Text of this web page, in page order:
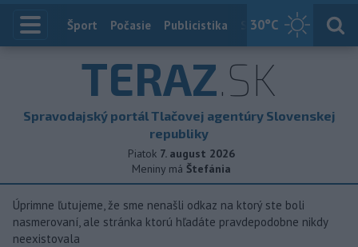
30°C
Index
Šport Počasie Publicistika Slovensko
TERAZ.SK
Spravodajský portál Tlačovej agentúry Slovenskej
republiky
Piatok 7. august 2026
Meniny má Štefánia
Úprimne ľutujeme, že sme nenašli odkaz na ktorý ste boli
nasmerovaní, ale stránka ktorú hľadáte pravdepodobne nikdy
neexistovala